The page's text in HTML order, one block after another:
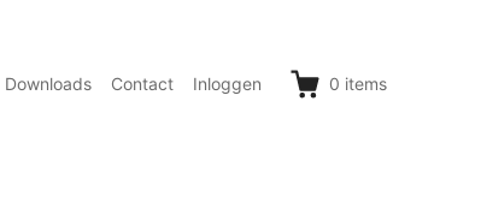
Downloads Contact Inloggen 0 items